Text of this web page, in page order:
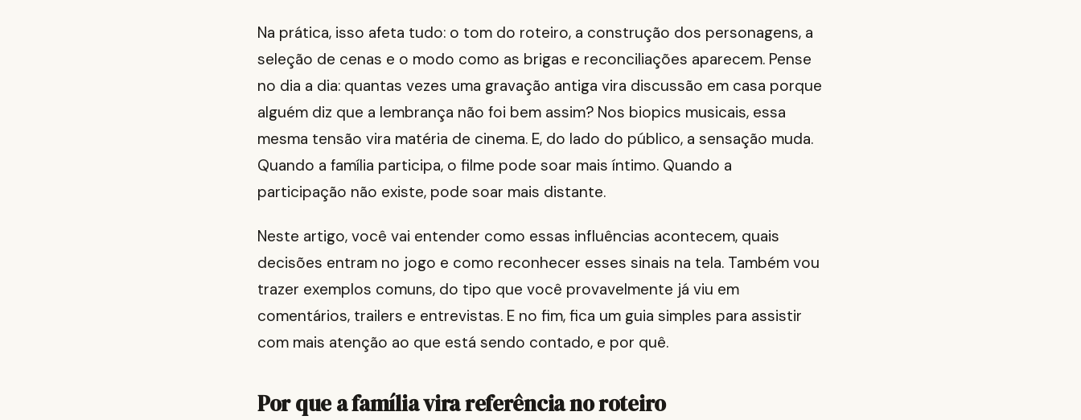
Na prática, isso afeta tudo: o tom do roteiro, a construção dos personagens, a
seleção de cenas e o modo como as brigas e reconciliações aparecem. Pense
no dia a dia: quantas vezes uma gravação antiga vira discussão em casa porque
alguém diz que a lembrança não foi bem assim? Nos biopics musicais, essa
mesma tensão vira matéria de cinema. E, do lado do público, a sensação muda.
Quando a família participa, o filme pode soar mais íntimo. Quando a
participação não existe, pode soar mais distante.
Neste artigo, você vai entender como essas influências acontecem, quais
decisões entram no jogo e como reconhecer esses sinais na tela. Também vou
trazer exemplos comuns, do tipo que você provavelmente já viu em
comentários, trailers e entrevistas. E no fim, fica um guia simples para assistir
com mais atenção ao que está sendo contado, e por quê.
Por que a família vira referência no roteiro